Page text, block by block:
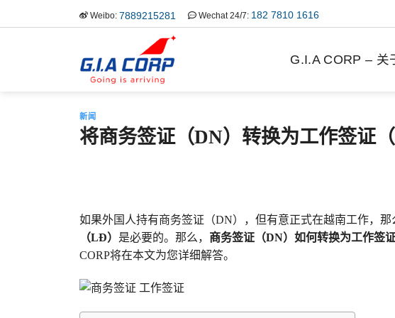
到
Weibo: 7889215281 Wechat 24/7: 182 7810 1616
G.I.A CORP – 关
新闻
将商务签证（DN）转换为工作签证
如果外国人持有商务签证（DN），但有意正式在越南工作，那
（LĐ） 是必要的。那么， 商务签证（DN）如何转换为工作签
CORP将在本文为您详细解答。